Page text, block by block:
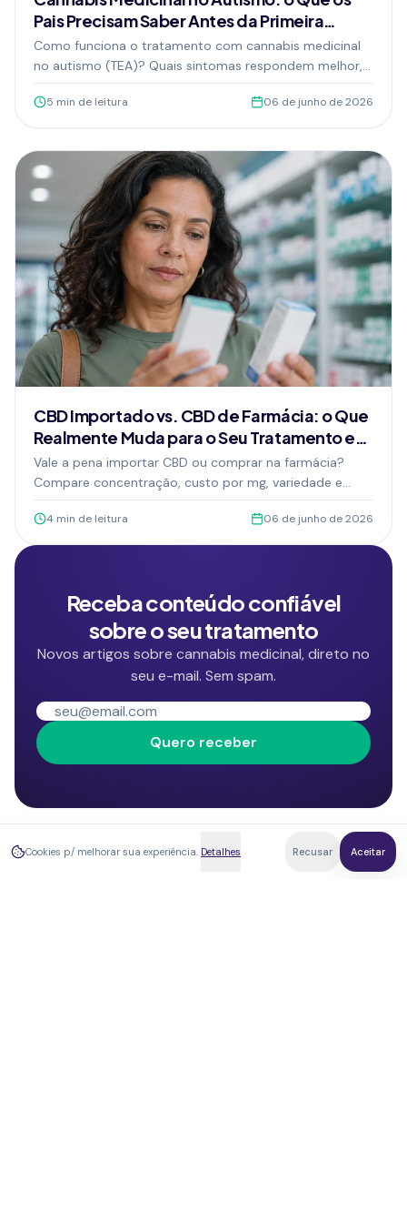
Pais Precisam Saber Antes da Primeira
Consulta
Como funciona o tratamento com cannabis medicinal
no autismo (TEA)? Quais sintomas respondem melhor,
completo para pais e cuidadores.
5 min de leitura 06 de junho de 2026
CBD Importado vs. CBD de Farmácia: o Que
Realmente Muda para o Seu Tratamento em
2026
Vale a pena importar CBD ou comprar na farmácia?
Compare concentração, custo por mg, variedade e
opção combina com seu tratamento.
4 min de leitura 06 de junho de 2026
Receba conteúdo confiável
sobre o seu tratamento
Novos artigos sobre cannabis medicinal, direto no
seu e-mail. Sem spam.
Seu e-mail
Quero receber
Cookies p/ melhorar sua experiência. Detalhes Recusar Aceitar